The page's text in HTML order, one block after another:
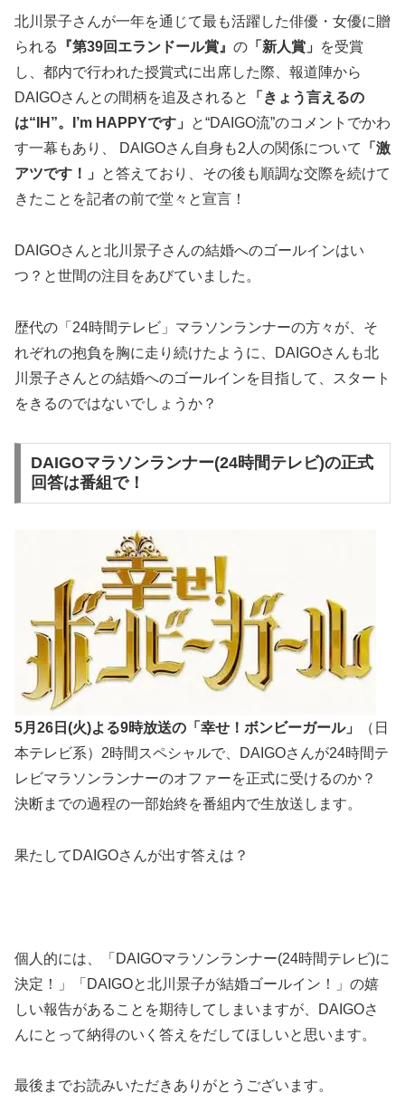
北川景子さんが一年を通じて最も活躍した俳優・女優に贈
られる
『第39回エランドール賞』 の 「新人賞」
を受賞
し、都内で行われた授賞式に出席した際、報道陣から
DAIGOさんとの間柄を追及されると
「きょう言えるの
は“IH”。I’m HAPPYです」
と“DAIGO流”のコメントでかわ
す一幕もあり、 DAIGOさん自身も2人の関係について
「激
アツです！」
と答えており、その後も順調な交際を続けて
きたことを記者の前で堂々と宣言！
DAIGOさんと北川景子さんの結婚へのゴールインはい
つ？と世間の注目をあびていました。
歴代の「24時間テレビ」マラソンランナーの方々が、そ
れぞれの抱負を胸に走り続けたように、DAIGOさんも北
川景子さんとの結婚へのゴールインを目指して、スタート
をきるのではないでしょうか？
DAIGOマラソンランナー(24時間テレビ)の正式
回答は番組で！
5月26日(火)よる9時放送の「幸せ！ボンビーガール」
（日
本テレビ系）2時間スペシャルで、DAIGOさんが24時間テ
レビマラソンランナーのオファーを正式に受けるのか？
決断までの過程の一部始終を番組内で生放送します。
果たしてDAIGOさんが出す答えは？
個人的には、「DAIGOマラソンランナー(24時間テレビ)に
決定！」「DAIGOと北川景子が結婚ゴールイン！」の嬉
しい報告があることを期待してしまいますが、DAIGOさ
んにとって納得のいく答えをだしてほしいと思います。
最後までお読みいただきありがとうございます。